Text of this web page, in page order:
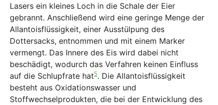
Lasers ein kleines Loch in die Schale der Eier
gebrannt. Anschließend wird eine geringe Menge der
Allantoisflüssigkeit, einer Ausstülpung des
Dottersacks, entnommen und mit einem Marker
vermengt. Das Innere des Eis wird dabei nicht
beschädigt, wodurch das Verfahren keinen Einfluss
auf die Schlupfrate hat5. Die Allantoisflüssigkeit
besteht aus Oxidationswasser und
Stoffwechselprodukten, die bei der Entwicklung des